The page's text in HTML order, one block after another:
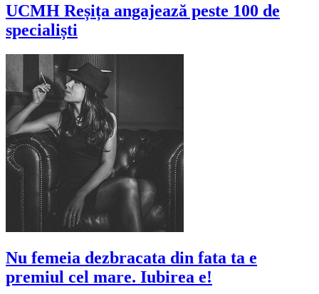
UCMH Reșița angajează peste 100 de
specialiști
Nu femeia dezbracata din fata ta e
premiul cel mare. Iubirea e!